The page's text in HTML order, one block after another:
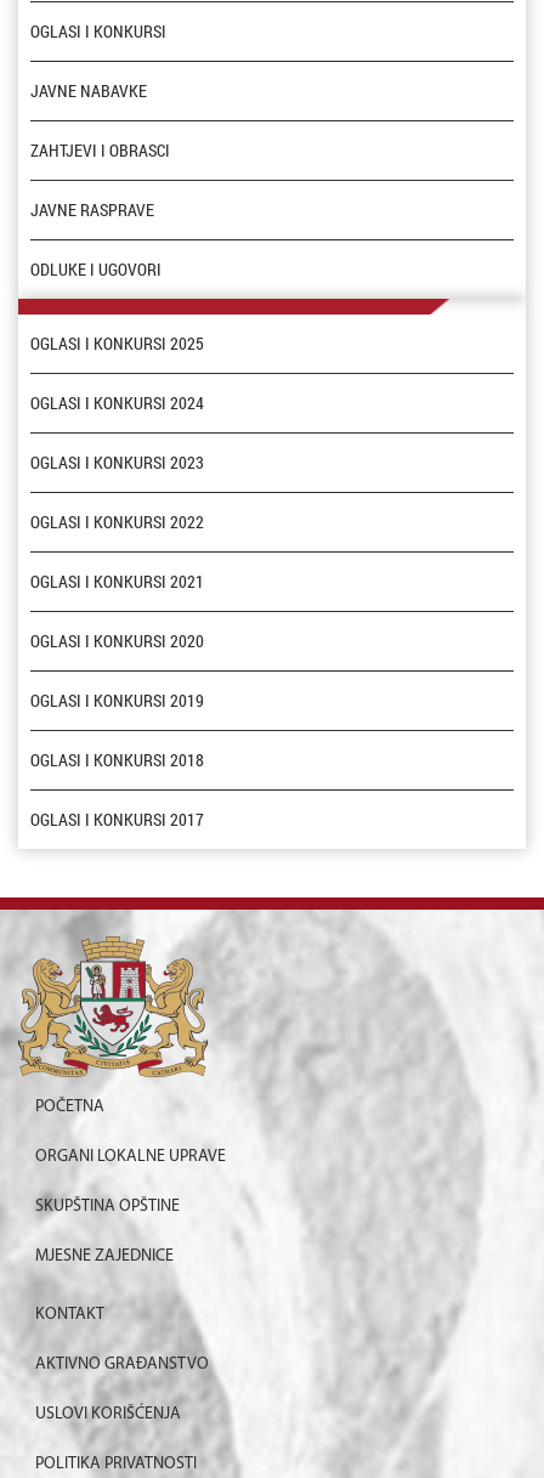
OGLASI I KONKURSI
JAVNE NABAVKE
ZAHTJEVI I OBRASCI
JAVNE RASPRAVE
ODLUKE I UGOVORI
OGLASI I KONKURSI 2025
OGLASI I KONKURSI 2024
OGLASI I KONKURSI 2023
OGLASI I KONKURSI 2022
OGLASI I KONKURSI 2021
OGLASI I KONKURSI 2020
OGLASI I KONKURSI 2019
OGLASI I KONKURSI 2018
OGLASI I KONKURSI 2017
POČETNA
ORGANI LOKALNE UPRAVE
SKUPŠTINA OPŠTINE
MJESNE ZAJEDNICE
KONTAKT
AKTIVNO GRAĐANSTVO
USLOVI KORIŠĆENJA
POLITIKA PRIVATNOSTI